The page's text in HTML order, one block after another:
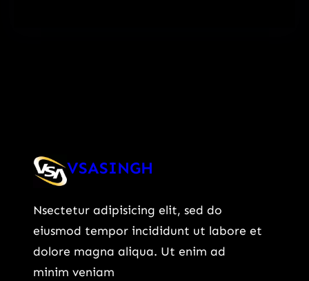
VSASINGH
Nsectetur adipisicing elit, sed do
eiusmod tempor incididunt ut labore et
dolore magna aliqua. Ut enim ad
minim veniam